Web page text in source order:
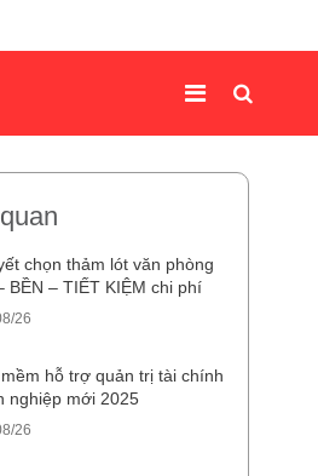
chọn thảm lót văn phòng
BỀN – TIẾT KIỆM chi phí
26
hỗ trợ quản trị tài chính
nghiệp mới 2025
26